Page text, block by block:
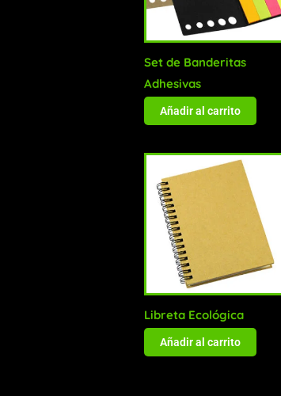
Set de Banderitas
Adhesivas
Añadir al carrito
Libreta Ecológica
Añadir al carrito